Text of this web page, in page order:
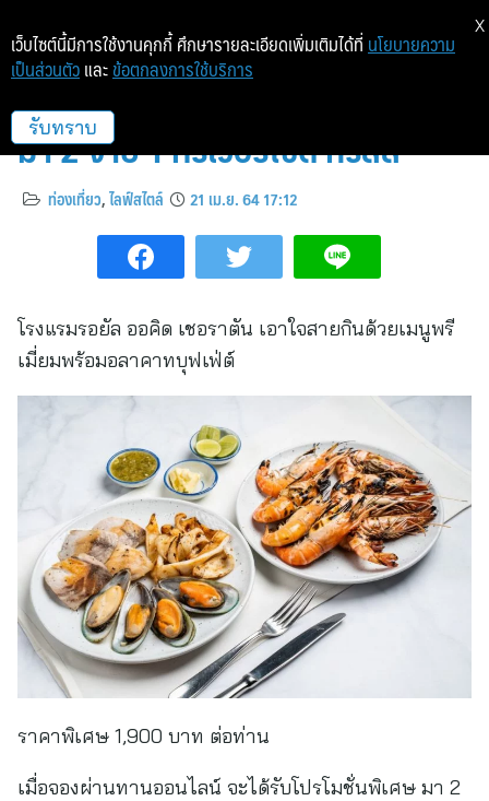
ซีฟู๊ดบาร์บีคิวแบบอลาคาร์ทบุฟเฟ่ต์
มา 2 จ่าย 1 ที่ริเวอร์ไซด์ กริลล์
ท่องเที่ยว,ไลฟ์สไตล์ 21 เม.ย. 64 17:12
โรงแรมรอยัล ออคิด เชอราตัน เอาใจสายกินด้วยเมนูพรี
เมี่ยมพร้อมอลาคาทบุฟเฟ่ต์
ราคาพิเศษ 1,900 บาท ต่อท่าน
เมื่อจองผ่านทานออนไลน์ จะได้รับโปรโมชั่นพิเศษ มา 2
เว็บไซต์นี้มีการใช้งานคุกกี้ ศึกษารายละเอียดเพิ่มเติมได้ที่ นโยบายความ
เป็นส่วนตัว และ ข้อตกลงการใช้บริการ
รับทราบ
X